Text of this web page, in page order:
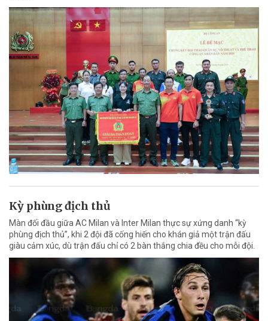
Kỳ phùng địch thủ
Màn đối đầu giữa AC Milan và Inter Milan thực sự xứng danh “kỳ
phùng địch thủ”, khi 2 đội đã cống hiến cho khán giả một trận đấu
giàu cảm xúc, dù trận đấu chỉ có 2 bàn thắng chia đều cho mỗi đội.